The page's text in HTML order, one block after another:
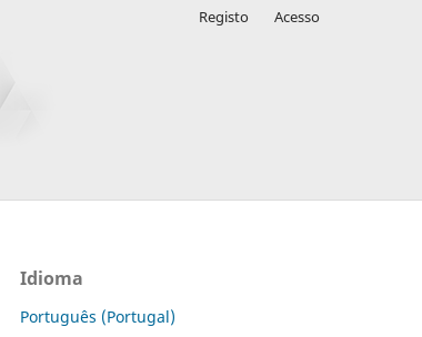
Registo Acesso
Idioma
Português (Portugal)